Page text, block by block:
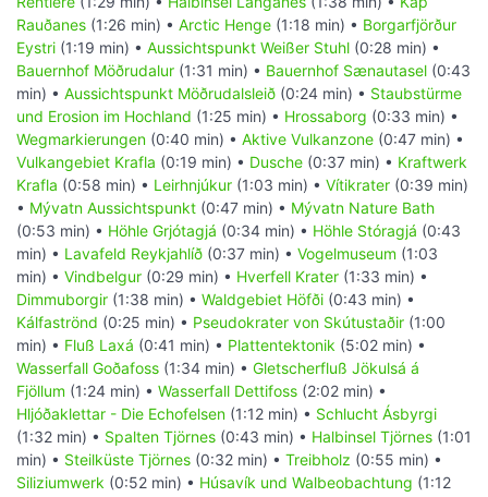
Rauðanes (1:26 min) • Arctic Henge (1:18 min) • Borgarfjörður
Eystri (1:19 min) • Aussichtspunkt Weißer Stuhl (0:28 min) •
Bauernhof Möðrudalur (1:31 min) • Bauernhof Sænautasel (0:43
min) • Aussichtspunkt Möðrudalsleið (0:24 min) • Staubstürme
und Erosion im Hochland (1:25 min) • Hrossaborg (0:33 min) •
Wegmarkierungen (0:40 min) • Aktive Vulkanzone (0:47 min) •
Vulkangebiet Krafla (0:19 min) • Dusche (0:37 min) • Kraftwerk
Krafla (0:58 min) • Leirhnjúkur (1:03 min) • Vítikrater (0:39 min)
• Mývatn Aussichtspunkt (0:47 min) • Mývatn Nature Bath
(0:53 min) • Höhle Grjótagjá (0:34 min) • Höhle Stóragjá (0:43
min) • Lavafeld Reykjahlíð (0:37 min) • Vogelmuseum (1:03
min) • Vindbelgur (0:29 min) • Hverfell Krater (1:33 min) •
Dimmuborgir (1:38 min) • Waldgebiet Höfði (0:43 min) •
Kálfaströnd (0:25 min) • Pseudokrater von Skútustaðir (1:00
min) • Fluß Laxá (0:41 min) • Plattentektonik (5:02 min) •
Wasserfall Goðafoss (1:34 min) • Gletscherfluß Jökulsá á
Fjöllum (1:24 min) • Wasserfall Dettifoss (2:02 min) •
Hljóðaklettar - Die Echofelsen (1:12 min) • Schlucht Ásbyrgi
(1:32 min) • Spalten Tjörnes (0:43 min) • Halbinsel Tjörnes (1:01
min) • Steilküste Tjörnes (0:32 min) • Treibholz (0:55 min) •
Siliziumwerk (0:52 min) • Húsavík und Walbeobachtung (1:12